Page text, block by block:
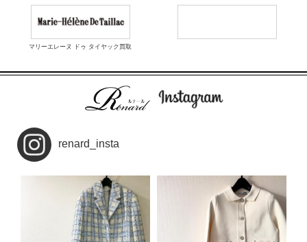
マリーエレーヌ ドゥ タイヤック買取
renard_insta